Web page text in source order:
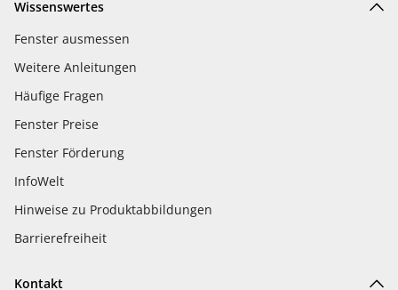
Wissenswertes
Fenster ausmessen
Weitere Anleitungen
Häufige Fragen
Fenster Preise
Fenster Förderung
InfoWelt
Hinweise zu Produktabbildungen
Barrierefreiheit
Kontakt